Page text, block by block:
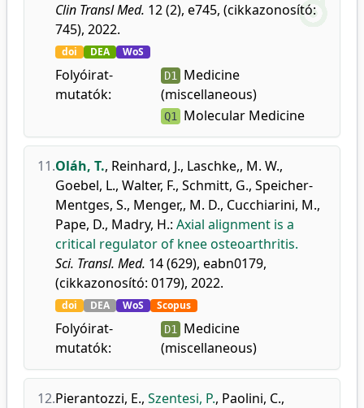
Clin Transl Med. 12 (2), e745, (cikkazonosító:
745), 2022.
doi DEA WoS
Folyóirat-
mutatók:
D1
Medicine
(miscellaneous)
Q1 Molecular Medicine
11.Oláh, T., Reinhard, J., Laschke,, M. W.,
Goebel, L., Walter, F., Schmitt, G., Speicher-
Mentges, S., Menger,, M. D., Cucchiarini, M.,
Pape, D., Madry, H.: Axial alignment is a
critical regulator of knee osteoarthritis.
Sci. Transl. Med. 14 (629), eabn0179,
(cikkazonosító: 0179), 2022.
doi DEA WoS Scopus
Folyóirat-
mutatók:
D1
Medicine
(miscellaneous)
12.Pierantozzi, E., Szentesi, P., Paolini, C.,